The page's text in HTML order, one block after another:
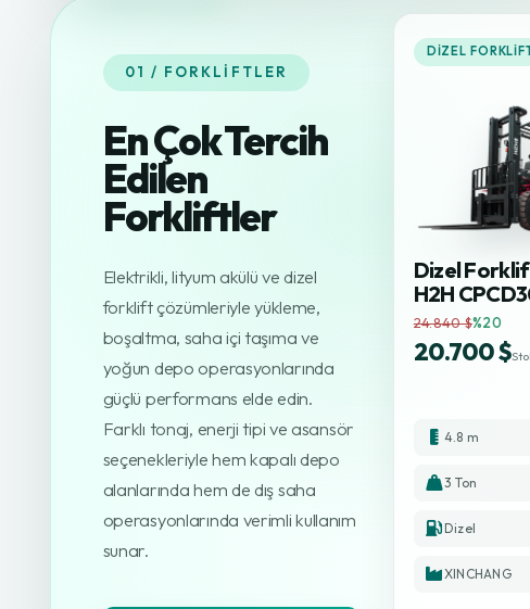
01 / FORKLIFTLER
En Çok Tercih
Edilen
Forkliftler
Elektrikli, lityum akülü ve dizel
forklift çözümleriyle yükleme,
boşaltma, saha içi taşıma ve
yoğun depo operasyonlarında
güçlü performans elde edin.
Farklı tonaj, enerji tipi ve asansör
seçenekleriyle hem kapalı depo
alanlarında hem de dış saha
operasyonlarında verimli kullanım
sunar.
DIZEL
Dizel
H2H
24.840 $%20
20.700 $
4.8 m
3 Ton
Dizel
XINCHANG